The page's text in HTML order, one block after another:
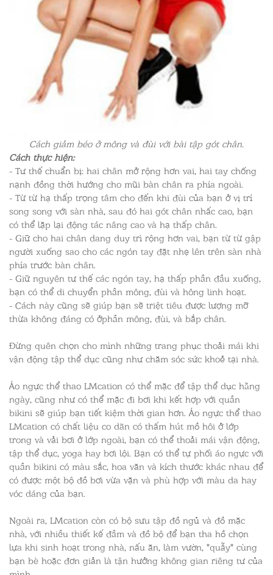
Cách giảm béo ở mông và đùi với bài tập gót chân.
Cách thực hiện:
- Tư thế chuẩn bị: hai chân mở rộng hơn vai, hai tay chống
nạnh đồng thời hướng cho mũi bàn chân ra phía ngoài.
- Từ từ hạ thấp trọng tâm cho đến khi đùi của bạn ở vị trí
song song với sàn nhà, sau đó hai gót chân nhấc cao, bạn
có thể lặp lại động tác nâng cao và hạ thấp chân.
- Giữ cho hai chân dang duy trì rộng hơn vai, bạn từ từ gập
người xuống sao cho các ngón tay đặt nhẹ lên trên sàn nhà
phía trước bàn chân.
- Giữ nguyên tư thế các ngón tay, hạ thấp phần đầu xuống,
bạn có thể di chuyển phần mông, đùi và hông linh hoạt.
- Cách này cũng sẽ giúp bạn sẽ triệt tiêu được lượng mỡ
thừa không đáng có ởphần mông, đùi, và bắp chân.
Đừng quên chọn cho mình những trang phục thoải mái khi
vận động tập thể dục cũng như chăm sóc sức khoẻ tại nhà.
Áo ngực thể thao LMcation có thể mặc để tập thể dục hằng
ngày, cũng như có thể mặc đi bơi khi kết hợp với quần
bikini sẽ giúp bạn tiết kiệm thời gian hơn. Áo ngực thể thao
LMcation có chất liệu co dãn có thấm hút mồ hôi ở lớp
trong và vải bơi ở lớp ngoài, bạn có thể thoải mái vận động,
tập thể dục, yoga hay bơi lội. Bạn có thể tự phối áo ngực với
quần bikini có màu sắc, hoa văn và kích thước khác nhau để
có được một bộ đồ bơi vừa vặn và phù hợp với màu da hay
vóc dáng của bạn.
Ngoài ra, LMcation còn có bộ sưu tập đồ ngủ và đồ mặc
nhà, với nhiều thiết kế đầm và đồ bộ để bạn tha hồ chọn
lựa khi sinh hoạt trong nhà, nấu ăn, làm vườn, "quẫy" cùng
bạn bè hoặc đơn giản là tận hưởng không gian riêng tư của